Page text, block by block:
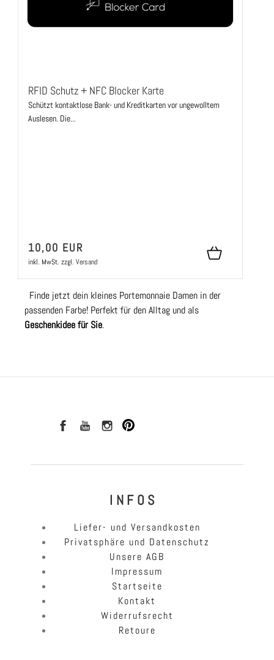
RFID Schutz + NFC Blocker Karte
Schützt kontaktlose Bank- und Kreditkarten vor ungewolltem
Auslesen. Die...
10,00 EUR
inkl. MwSt. zzgl. Versand
Finde jetzt dein kleines Portemonnaie Damen in der
passenden Farbe! Perfekt für den Alltag und als
Geschenkidee für Sie.
I N F O S
Liefer- und Versandkosten
Privatsphäre und Datenschutz
Unsere AGB
Impressum
Startseite
Kontakt
Widerrufsrecht
Retoure